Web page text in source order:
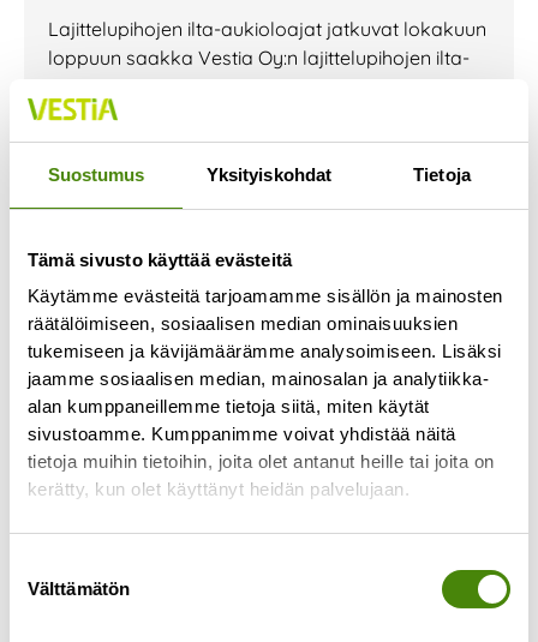
Suostumus Yksityiskohdat Tietoja
Tämä sivusto käyttää evästeitä
Käytämme evästeitä tarjoamamme sisällön ja mainosten
räätälöimiseen, sosiaalisen median ominaisuuksien
tukemiseen ja kävijämäärämme analysoimiseen. Lisäksi
jaamme sosiaalisen median, mainosalan ja analytiikka-
alan kumppaneillemme tietoja siitä, miten käytät
sivustoamme. Kumppanimme voivat yhdistää näitä
tietoja muihin tietoihin, joita olet antanut heille tai joita on
kerätty, kun olet käyttänyt heidän palvelujaan.
valinta
Välttämätön
Lajittelupihojen ilta-aukioloajat jatkuvat lokakuun
loppuun saakka Vestia Oy:n lajittelupihojen ilta-
Jokaisella lajittelupihalla pääsee vähintään
kerran viikossa
Lue lisää »